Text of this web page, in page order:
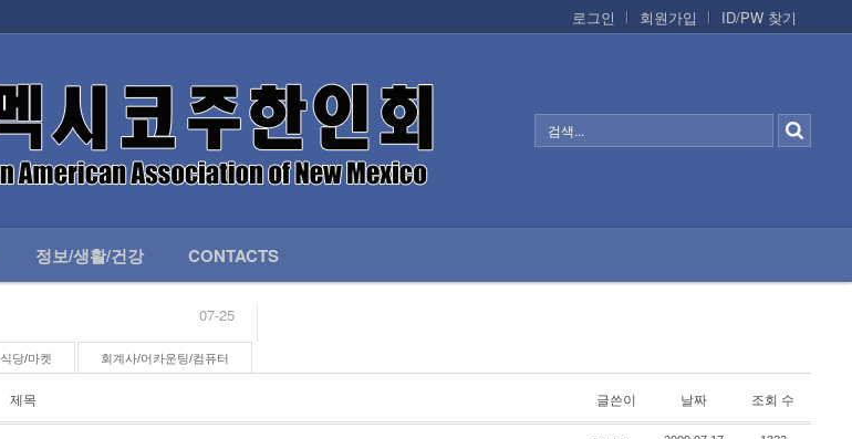
로그인
회원가입 ID/PW 찾기
정보/생활/건강 CONTACTS
07-25
03-23
02-20
식당/마켓 회계사/어카운팅/컴퓨터
제목 글쓴이 날짜 조회 수